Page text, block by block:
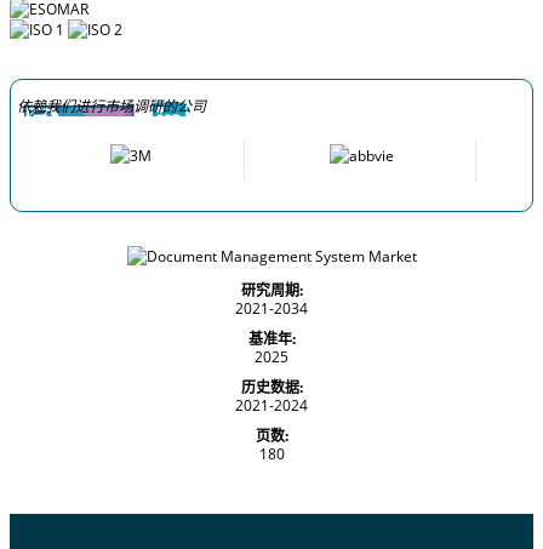
依赖我们进行市场调研的公司
研究周期:
2021-2034
基准年:
2025
历史数据:
2021-2024
页数:
180